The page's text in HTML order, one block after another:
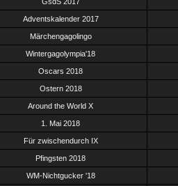
Adventskalender 2017
Märchengagolingo
Wintergagolympia'18
Oscars 2018
Ostern 2018
Around the World X
1. Mai 2018
Für zwischendurch IX
Pfingsten 2018
WM-Nichtgucker '18